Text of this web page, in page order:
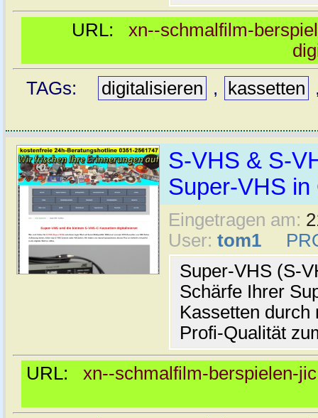
URL: xn--schmalfilm-
TAGs:
digitalisieren , kassetten
S-VHS & S-
Super-VHS in
Eingetragen am:
User: tom1
Super-VHS (S-
Schärfe Ihrer
Kassetten durch
Profi-Qualität
URL: xn--schmalfilm-berspielen-